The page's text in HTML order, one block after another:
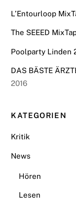
L’Entourloop
The SEEED
Poolparty Linden
DAS BÄSTE
2016
KATEGORIEN
Kritik
News
Hören
Lesen